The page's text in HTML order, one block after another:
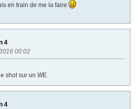
en train de me la faire
4
00:02
shot sur un WE
4